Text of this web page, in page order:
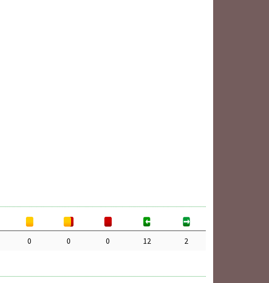
0 0 0 12 2